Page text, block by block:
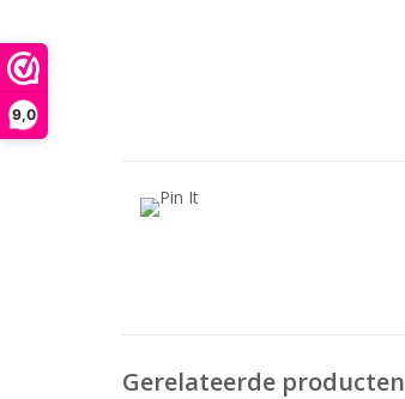
9,0
Gerelateerde producten